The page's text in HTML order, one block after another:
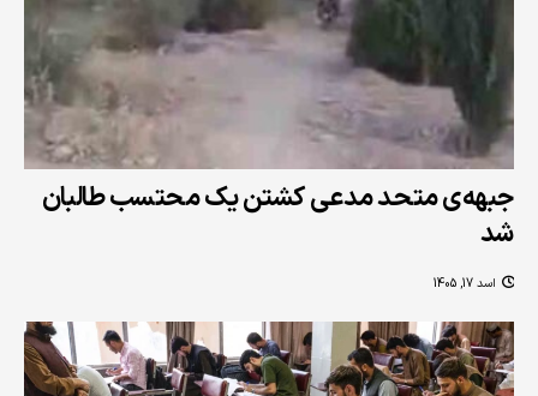
جبهه‌ی متحد مدعی کشتن یک محتسب طالبان
شد
اسد 17, 1405